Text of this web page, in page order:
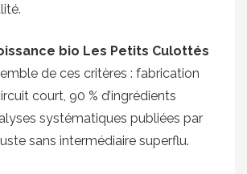
bio Les Petits Culottés
de ces critères : fabrication
court, 90 % d’ingrédients
systématiques publiées par
sans intermédiaire superflu.